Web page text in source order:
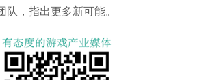
队，指出更多新可能。